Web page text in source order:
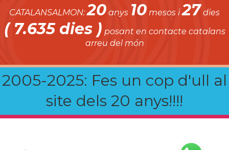
CATALANSALMON:20 anys 10 mesos i27 dies
( 7.635 dies ) posant en contacte catalans
arreu del món
2005-2025: Fes un cop d'ull al
site dels 20 anys!!!!